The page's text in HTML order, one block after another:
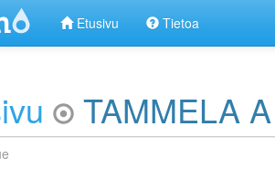
Etusivu Tietoa
TAMMELA